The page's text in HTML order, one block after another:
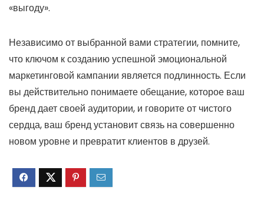
«выгоду».
Независимо от выбранной вами стратегии, помните,
что ключом к созданию успешной эмоциональной
маркетинговой кампании является подлинность. Если
вы действительно понимаете обещание, которое ваш
бренд дает своей аудитории, и говорите от чистого
сердца, ваш бренд установит связь на совершенно
новом уровне и превратит клиентов в друзей.